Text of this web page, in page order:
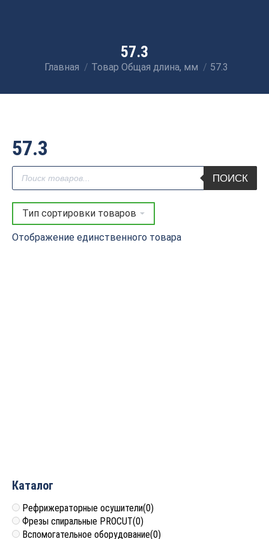
57.3
Вы здесь:
Главная Товар Общая длина, мм 57.3
57.3
Поиск
товаров
ПОИСК
Отображение единственного товара
Каталог
Рефрижераторные осушители(0)
Фрезы спиральные PROCUT(0)
Вспомогательное оборудование(0)